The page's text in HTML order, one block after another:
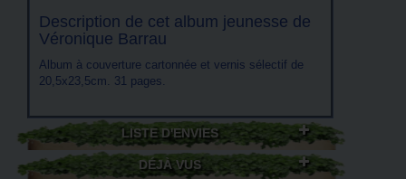
Description de cet album jeunesse de
Véronique Barrau
Album à couverture cartonnée et vernis sélectif de
20,5x23,5cm. 31 pages.
LISTE D'ENVIES
DÉJÀ VUS